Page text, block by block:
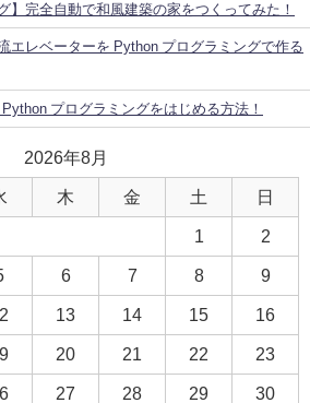
】完全自動で和風建築の家をつくってみた！
エレベーターを Python プログラミングで作る
プログラミングをはじめる方法！
2026年8月
木 金 土 日
1 2
6 7 8 9
13 14 15 16
20 21 22 23
27 28 29 30